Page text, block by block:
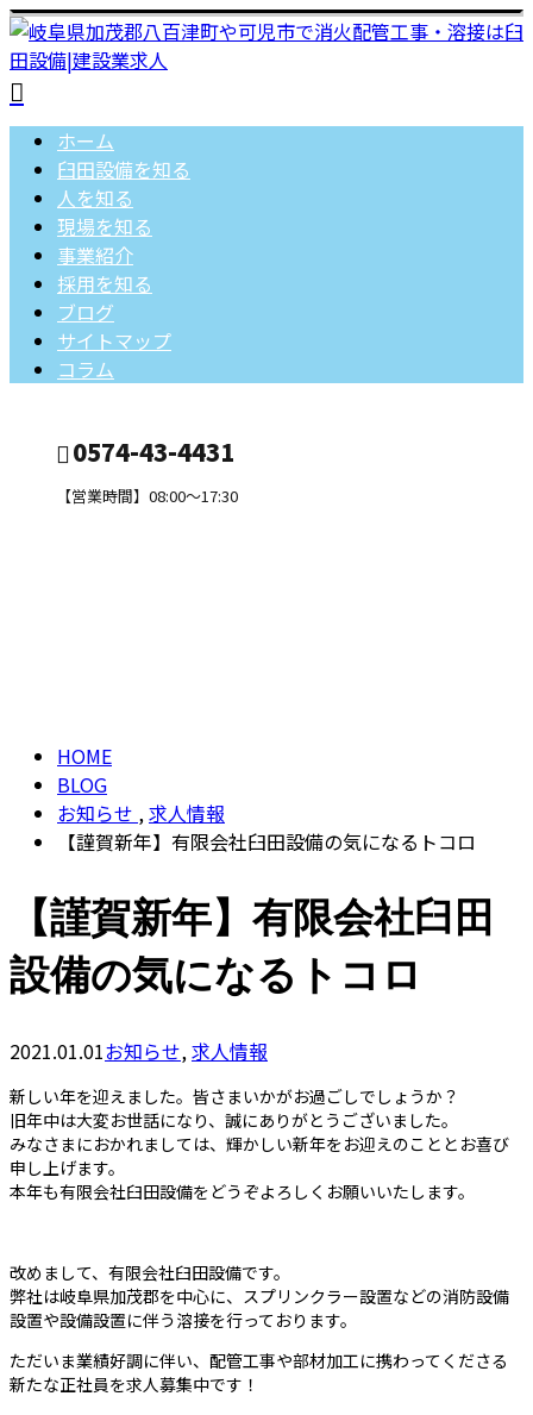
ホーム
臼田設備を知る
人を知る
現場を知る
事業紹介
採用を知る
ブログ
サイトマップ
コラム
0574-43-4431
【営業時間】08:00～17:30
HOME
BLOG
お知らせ ,求人情報
【謹賀新年】有限会社臼田設備の気になるトコロ
【謹賀新年】有限会社臼田
設備の気になるトコロ
2021.01.01お知らせ,求人情報
新しい年を迎えました。皆さまいかがお過ごしでしょうか？
旧年中は大変お世話になり、誠にありがとうございました。
みなさまにおかれましては、輝かしい新年をお迎えのこととお喜び
申し上げます。
本年も有限会社臼田設備をどうぞよろしくお願いいたします。
改めまして、有限会社臼田設備です。
弊社は岐阜県加茂郡を中心に、スプリンクラー設置などの消防設備
設置や設備設置に伴う溶接を行っております。
ただいま業績好調に伴い、配管工事や部材加工に携わってくださる
新たな正社員を求人募集中です！